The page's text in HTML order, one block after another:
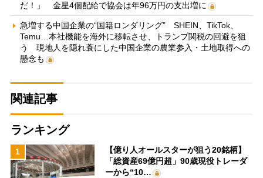
だ！」 金星4個配給で協会は年96万円の支出増に
急増する中国企業の“国籍ロンダリング” SHEIN、TikTok、
Temu…本社機能を海外に移転させ、トランプ関税の回避を狙
う 現地人を隠れ蓑にした中国企業の農業参入・土地取得への
懸念も
関連記事
ランキング
1
【億り人オールスターが狙う20銘柄】
「総資産69億円超」90歳現役トレーダ
ーから“10…